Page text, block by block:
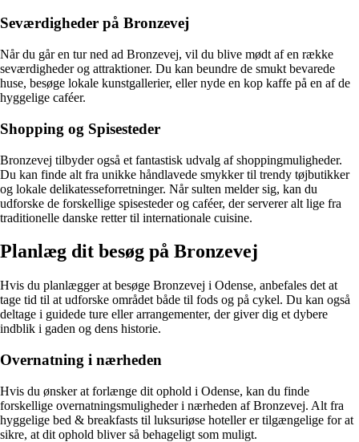
Seværdigheder på Bronzevej
Når du går en tur ned ad Bronzevej, vil du blive mødt af en række
seværdigheder og attraktioner. Du kan beundre de smukt bevarede
huse, besøge lokale kunstgallerier, eller nyde en kop kaffe på en af de
hyggelige caféer.
Shopping og Spisesteder
Bronzevej tilbyder også et fantastisk udvalg af shoppingmuligheder.
Du kan finde alt fra unikke håndlavede smykker til trendy tøjbutikker
og lokale delikatesseforretninger. Når sulten melder sig, kan du
udforske de forskellige spisesteder og caféer, der serverer alt lige fra
traditionelle danske retter til internationale cuisine.
Planlæg dit besøg på Bronzevej
Hvis du planlægger at besøge Bronzevej i Odense, anbefales det at
tage tid til at udforske området både til fods og på cykel. Du kan også
deltage i guidede ture eller arrangementer, der giver dig et dybere
indblik i gaden og dens historie.
Overnatning i nærheden
Hvis du ønsker at forlænge dit ophold i Odense, kan du finde
forskellige overnatningsmuligheder i nærheden af Bronzevej. Alt fra
hyggelige bed & breakfasts til luksuriøse hoteller er tilgængelige for at
sikre, at dit ophold bliver så behageligt som muligt.